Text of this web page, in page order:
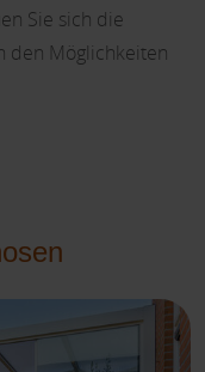
Sie sich die
den Möglichkeiten